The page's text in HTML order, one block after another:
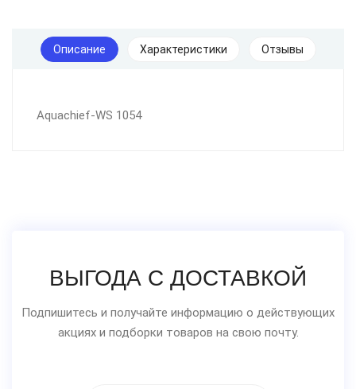
Описание Характеристики Отзывы
Aquachief-WS 1054
ВЫГОДА С ДОСТАВКОЙ
Подпишитесь и получайте информацию о действующих
акциях и подборки товаров на свою почту.